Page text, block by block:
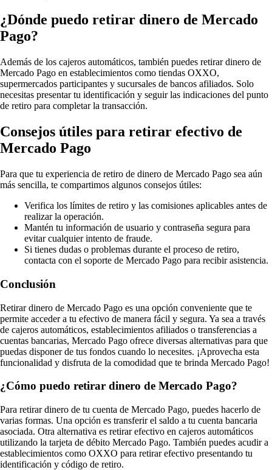
¿Dónde puedo retirar dinero de Mercado
Pago?
Además de los cajeros automáticos, también puedes retirar dinero de
Mercado Pago en establecimientos como tiendas OXXO,
supermercados participantes y sucursales de bancos afiliados. Solo
necesitas presentar tu identificación y seguir las indicaciones del punto
de retiro para completar la transacción.
Consejos útiles para retirar efectivo de
Mercado Pago
Para que tu experiencia de retiro de dinero de Mercado Pago sea aún
más sencilla, te compartimos algunos consejos útiles:
Verifica los límites de retiro y las comisiones aplicables antes de
realizar la operación.
Mantén tu información de usuario y contraseña segura para
evitar cualquier intento de fraude.
Si tienes dudas o problemas durante el proceso de retiro,
contacta con el soporte de Mercado Pago para recibir asistencia.
Conclusión
Retirar dinero de Mercado Pago es una opción conveniente que te
permite acceder a tu efectivo de manera fácil y segura. Ya sea a través
de cajeros automáticos, establecimientos afiliados o transferencias a
cuentas bancarias, Mercado Pago ofrece diversas alternativas para que
puedas disponer de tus fondos cuando lo necesites. ¡Aprovecha esta
funcionalidad y disfruta de la comodidad que te brinda Mercado Pago!
¿Cómo puedo retirar dinero de Mercado Pago?
Para retirar dinero de tu cuenta de Mercado Pago, puedes hacerlo de
varias formas. Una opción es transferir el saldo a tu cuenta bancaria
asociada. Otra alternativa es retirar efectivo en cajeros automáticos
utilizando la tarjeta de débito Mercado Pago. También puedes acudir a
establecimientos como OXXO para retirar efectivo presentando tu
identificación y código de retiro.